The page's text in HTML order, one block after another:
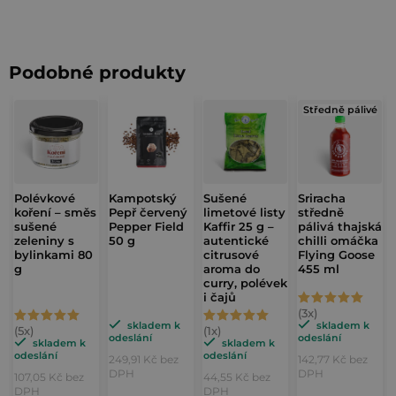
h
e
n
Podobné produkty
Polévkové
koření – směs
sušené
zeleniny s
bylinkami 80
g
Průměrné
hodnocení
je
odeslání
107,05 Kč bez
DPH
Kampotský
Pepř červený
Pepper Field
50 g
odeslání
249,91 Kč bez
DPH
Sušené
limetové listy
Kaffir 25 g –
autentické
citrusové
aroma do
curry, polévek
i čajů
Průměrné
hodnocení
je
odeslání
44,55 Kč bez
DPH
Středně pálivé
Sriracha
středně
pálivá thajská
chilli omáčka
Flying Goose
455 ml
Průměrné
hodnocení
je
odeslání
142,77 Kč bez
DPH